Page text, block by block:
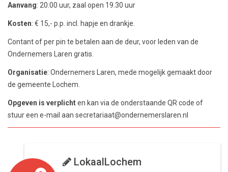
Aanvang: 20.00 uur, zaal open 19.30 uur
Kosten: € 15,- p.p. incl. hapje en drankje.
Contant of per pin te betalen aan de deur, voor leden van de
Ondernemers Laren gratis.
Organisatie: Ondernemers Laren, mede mogelijk gemaakt door
de gemeente Lochem.
Opgeven is verplichten kan via de onderstaande QR code of
stuur een e-mail aan secretariaat@ondernemerslaren.nl
LokaalLochem